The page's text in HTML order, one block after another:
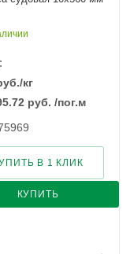
/кг
руб. /пог.м
КУПИТЬ
В 1 КЛИК